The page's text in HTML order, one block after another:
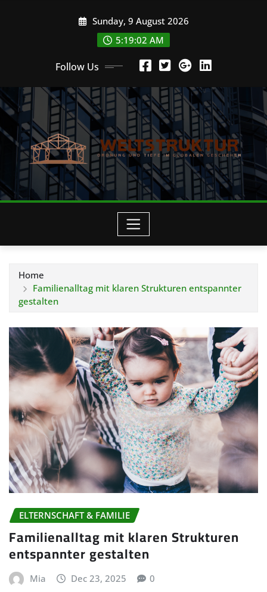
Sunday, 9 August 2026
5:19:03 AM
Follow Us
Home
Familienalltag mit klaren Strukturen entspannter
gestalten
ELTERNSCHAFT & FAMILIE
Familienalltag mit klaren Strukturen
entspannter gestalten
Mia Dec 23, 2025 0